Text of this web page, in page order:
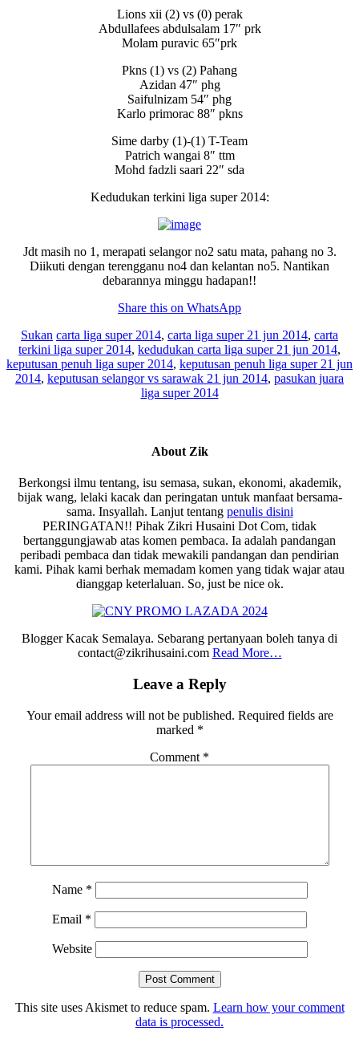
Lions xii (2) vs (0) perak
Abdullafees abdulsalam 17″ prk
Molam puravic 65″prk
Pkns (1) vs (2) Pahang
Azidan 47″ phg
Saifulnizam 54″ phg
Karlo primorac 88″ pkns
Sime darby (1)-(1) T-Team
Patrich wangai 8″ ttm
Mohd fadzli saari 22″ sda
Kedudukan terkini liga super 2014:
Jdt masih no 1, merapati selangor no2 satu mata, pahang no 3.
Diikuti dengan terengganu no4 dan kelantan no5. Nantikan
debarannya minggu hadapan!!
Share this on WhatsApp
Sukan carta liga super 2014, carta liga super 21 jun 2014, carta
terkini liga super 2014, kedudukan carta liga super 21 jun 2014,
keputusan penuh liga super 2014, keputusan penuh liga super 21 jun
2014, keputusan selangor vs sarawak 21 jun 2014, pasukan juara
liga super 2014
About Zik
Berkongsi ilmu tentang, isu semasa, sukan, ekonomi, akademik,
bijak wang, lelaki kacak dan peringatan untuk manfaat bersama-
sama. Insyallah. Lanjut tentang penulis disini
PERINGATAN!! Pihak Zikri Husaini Dot Com, tidak
bertanggungjawab atas komen pembaca. Ia adalah pandangan
peribadi pembaca dan tidak mewakili pandangan dan pendirian
kami. Pihak kami berhak memadam komen yang tidak wajar atau
dianggap keterlaluan. So, just be nice ok.
Blogger Kacak Semalaya. Sebarang pertanyaan boleh tanya di
contact@zikrihusaini.com Read More…
Leave a Reply
Your email address will not be published. Required fields are
marked *
Comment *
Name *
Email *
Website
This site uses Akismet to reduce spam. Learn how your comment
data is processed.